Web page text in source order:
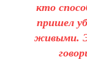
кто
пришел
живыми.